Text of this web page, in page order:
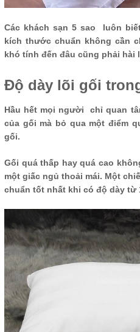
Các khách sạn 5 sao luôn
kích thước chuẩn không cần
khó tính đến đâu cũng phải
Độ dày lõi gối
Hầu hết mọi người chỉ quan
của gối mà bỏ qua một điểm
gối.
Gối quá thấp hay quá cao
một giấc ngủ thoải mái. Một
chuẩn tốt nhất khi có độ dày từ